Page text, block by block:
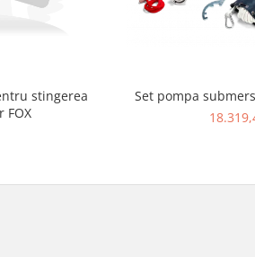
stingerea
FOX
Set pompa